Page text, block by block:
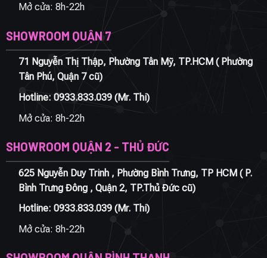
Mở cửa: 8h-22h
SHOWROOM QUẬN 7
71 Nguyễn Thị Thập, Phường Tân Mỹ, TP.HCM ( Phường
Tân Phú, Quận 7 cũ)
Hotline: 0933.833.039(Mr. Thi)
Mở cửa: 8h-22h
SHOWROOM QUẬN 2 - THỦ ĐỨC
625 Nguyễn Duy Trinh , Phường Bình Trưng, TP HCM ( P.
Bình Trưng Đông , Quận 2, TP.Thủ Đức cũ)
Hotline: 0933.833.039(Mr. Thi)
Mở cửa: 8h-22h